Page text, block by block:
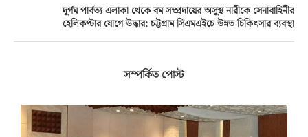
দুর্গম পার্বত্য এলাকা থেকে বম সম্প্রদায়ের অসুস্থ নারীকে সেনাবাহিনীর
হেলিকপ্টার যোগে উদ্ধার: চট্টগ্রাম সিএমএইচে উন্নত চিকিৎসার ব্যবস্থা
সম্পর্কিত পোস্ট